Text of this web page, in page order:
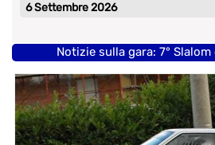
6 Settembre 2026
Notizie sulla gara: 7°